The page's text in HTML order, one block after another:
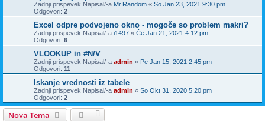
Zadnji prispevek Napisal/-a Mr.Random « So Jan 23, 2021 9:30 pm
Odgovori: 2
Excel odpre podvojeno okno - mogoče so problem makri?
Zadnji prispevek Napisal/-a i1497 « Če Jan 21, 2021 4:12 pm
Odgovori: 6
VLOOKUP in #N/V
Zadnji prispevek Napisal/-a admin « Pe Jan 15, 2021 2:45 pm
Odgovori: 11
Iskanje vrednosti iz tabele
Zadnji prispevek Napisal/-a admin « So Okt 31, 2020 5:20 pm
Odgovori: 2
Nova Tema